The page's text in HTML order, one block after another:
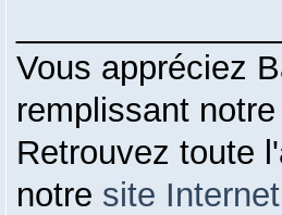
Vous appréciez
remplissant
Retrouvez toute
notre site Internet